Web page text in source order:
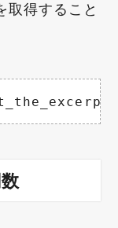
得すること